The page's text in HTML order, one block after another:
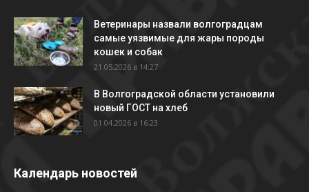
Ветеринары назвали волгоградцам
самые уязвимые для жары породы
кошек и собак
21.05.2026 в 14:27
В Волгоградской области установили
новый ГОСТ на хлеб
01.04.2026 в 16:23
Календарь новостей